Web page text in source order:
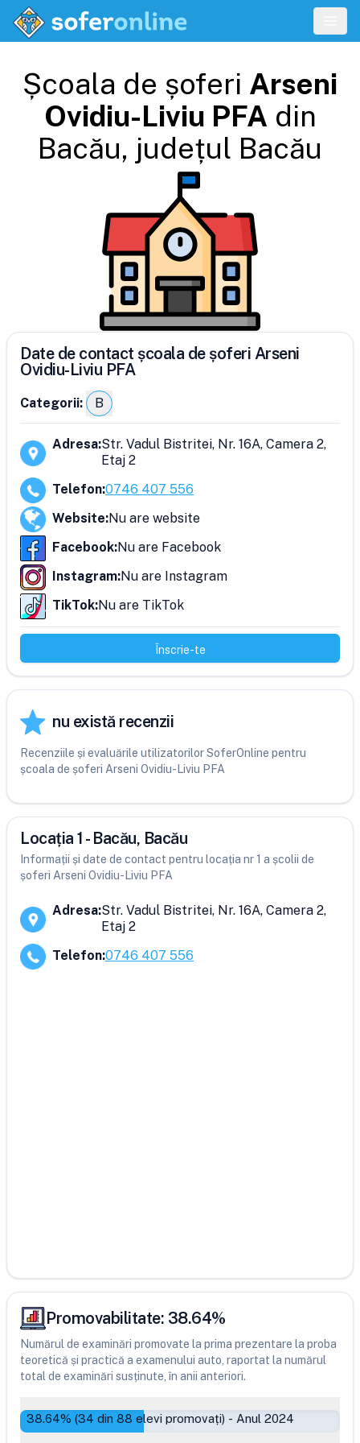
Școala de șoferi Arseni
Ovidiu-Liviu PFA din
Bacău, județul Bacău
Date de contact școala de șoferi Arseni
Ovidiu-Liviu PFA
Categorii: B
Adresa:Str. Vadul Bistritei, Nr. 16A, Camera 2,
Etaj 2
Telefon:0746 407 556
Website:Nu are website
Facebook:Nu are Facebook
Instagram:Nu are Instagram
TikTok:Nu are TikTok
Înscrie-te
nu există recenzii
Recenziile și evaluările utilizatorilor SoferOnline pentru
școala de șoferi Arseni Ovidiu-Liviu PFA
Locația 1 - Bacău, Bacău
Informații și date de contact pentru locația nr 1 a școlii de
șoferi Arseni Ovidiu-Liviu PFA
Adresa:Str. Vadul Bistritei, Nr. 16A, Camera 2,
Etaj 2
Telefon:0746 407 556
Promovabilitate: 38.64%
Numărul de examinări promovate la prima prezentare la proba
teoretică și practică a examenului auto, raportat la numărul
total de examinări susținute, în anii anteriori.
38.64% (34 din 88 elevi promovați) - Anul 2024